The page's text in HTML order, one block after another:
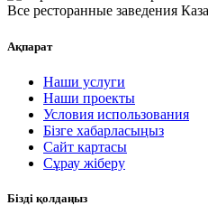
Все ресторанные заведения
Ақпарат
Наши услуги
Наши проекты
Условия использования
Бізге хабарласыңыз
Сайт картасы
Сұрау жіберу
Бізді қолдаңыз